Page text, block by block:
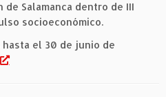
Salamanca dentro de III
socioeconómico.
el 30 de junio de